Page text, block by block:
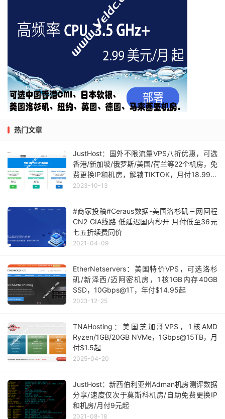
热门文章
JustHost：国外不限流量VPS八折优惠，可选
香港/新加坡/俄罗斯/美国/荷兰等22个机房，免
费更换IP和机房，解锁TIKTOK，月付18.99元
起
2023-10-13
#商家投稿#Ceraus数据-美国洛杉矶三网回程
CN2 GIA线路 低延迟国内秒开 月付低至36元
七五折续费同价
2021-04-09
EtherNetservers：美国特价VPS，可选洛杉
矶/新泽西/迈阿密机房，1核1GB内存40GB
SSD，10Gbps@1T，年付$14.95起
2023-12-25
TNAHosting：美国芝加哥VPS，1核AMD
Ryzen/1GB/20GB NVMe，1Gbps@15TB，月
付$1.5起
2025-04-20
JustHost：新西伯利亚州Adman机房测评数据
分享/速度仅次于莫斯科机房/自助免费更换IP
和机房/月付9元起
2021-08-18